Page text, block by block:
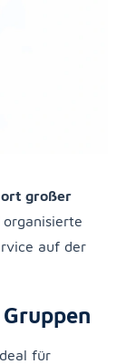
großer
organisierte
auf der
für